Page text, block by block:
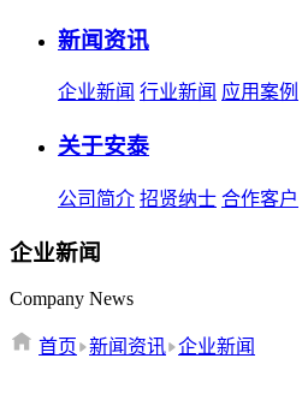
新闻资讯
企业新闻 行业新闻 应用案例
关于安泰
公司简介 招贤纳士 合作客户
企业新闻
Company News
首页 新闻资讯 企业新闻